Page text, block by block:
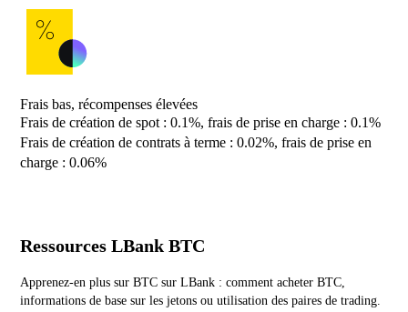
Frais bas, récompenses élevées
Frais de création de spot : 0.1%, frais de prise en charge : 0.1%
Frais de création de contrats à terme : 0.02%, frais de prise en
charge : 0.06%
Ressources LBank BTC
Apprenez-en plus sur BTC sur LBank : comment acheter BTC,
informations de base sur les jetons ou utilisation des paires de trading.